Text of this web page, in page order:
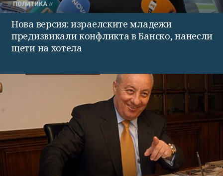
ПОЛИТИКА
Нова версия: израелските младежи
предизвикали конфликта в Банско, нанесли
щети на хотела